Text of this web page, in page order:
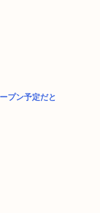
プン予定だと